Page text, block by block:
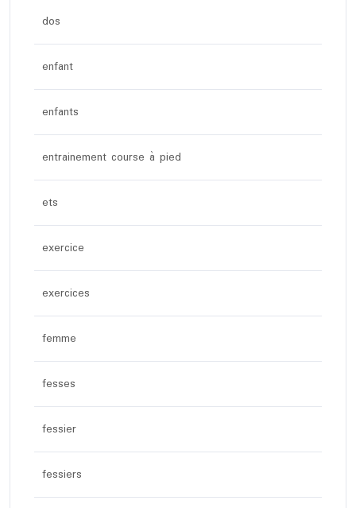
dos
enfant
enfants
entrainement course à pied
ets
exercice
exercices
femme
fesses
fessier
fessiers